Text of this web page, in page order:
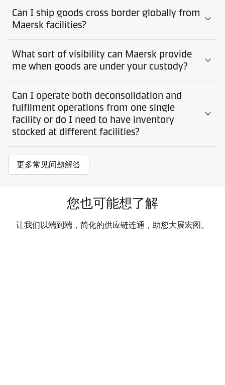
Can I ship goods cross border globally from
Maersk facilities?
What sort of visibility can Maersk provide
me when goods are under your custody?
Can I operate both deconsolidation and
fulfilment operations from one single
facility or do I need to have inventory
stocked at different facilities?
更多常见问题解答
您也可能想了解
让我们以端到端，简化的供应链连通，助您大展宏图。